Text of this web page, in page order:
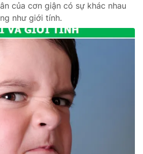
của cơn giận có sự khác nhau
như giới tính.